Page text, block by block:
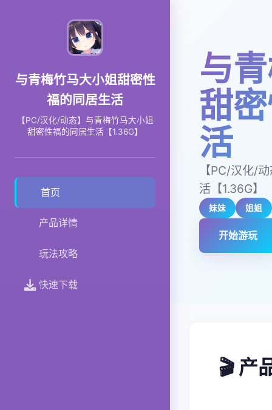
与青梅竹马大小姐甜密性
福的同居生活
【PC/汉化/动态】与青梅竹马大小姐
甜密性福的同居生活【1.36G】
首页
产品详情
玩法攻略
快速下载
与
甜
活
【PC/汉化/
活【1.36G】
妹妹 姐姐
开始游玩
🎬 产